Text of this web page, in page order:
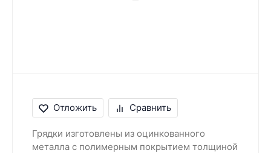
Отложить Сравнить
Грядки изготовлены из оцинкованного
металла с полимерным покрытием толщиной